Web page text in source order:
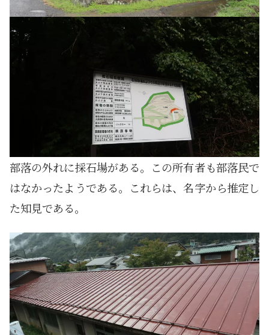
部落の外れに採石場がある。この所有者も部落民で
はなかったようである。これらは、名字から推定し
た知見である。